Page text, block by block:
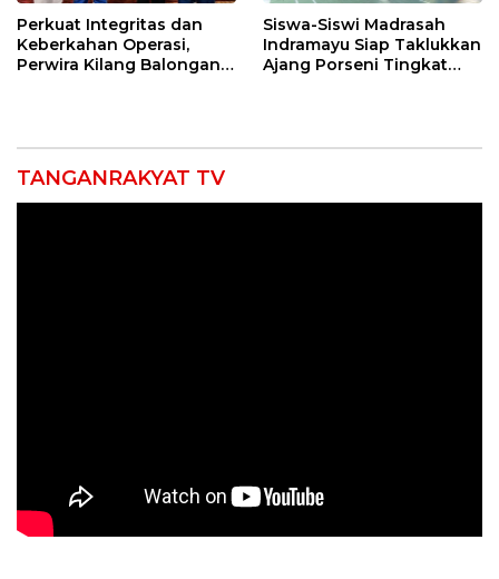
Perkuat Integritas dan
Keberkahan Operasi,
Perwira Kilang Balongan
Siswa-Siswi Madrasah
Indramayu Siap Taklukkan
Ajang Porseni Tingkat
TANGANRAKYAT TV